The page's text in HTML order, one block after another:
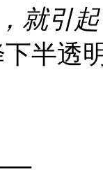
C2機
里为深
就引
半透